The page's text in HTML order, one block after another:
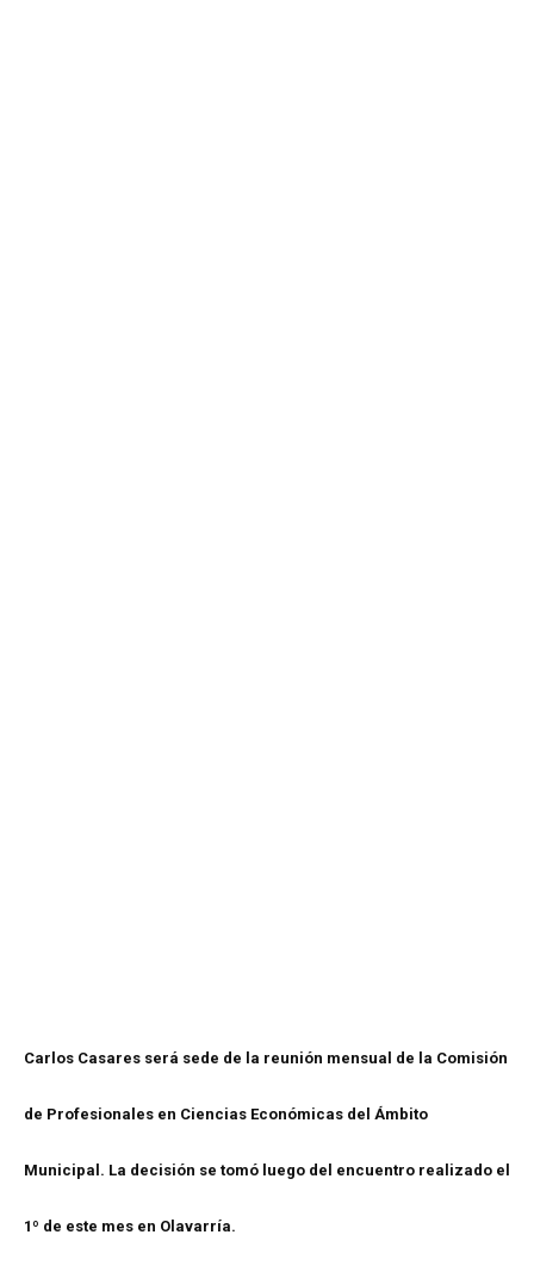
Carlos Casares será sede de la reunión mensual de la Comisión
de Profesionales en Ciencias Económicas del Ámbito
Municipal. La decisión se tomó luego del encuentro realizado el
1º de este mes en Olavarría.